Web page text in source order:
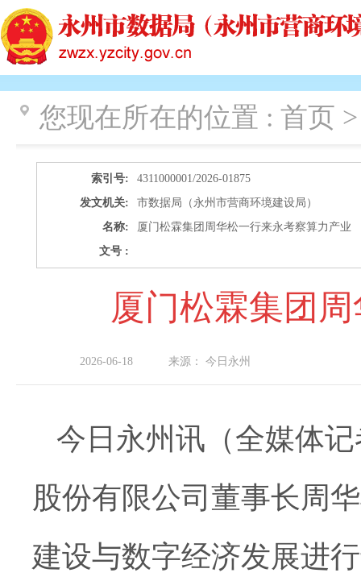
您现在所在的位置 : 首页
索引号:
4311000001/2026-01875
发文机关:
市数据局（永州市营商环境建设局）
名称:
厦门松霖集团周华松一行来永考察算力产业
文号 :
厦门松霖集团
2026-06-18 来源： 今日永州
今日永州讯（全媒体
股份有限公司董事长周
建设与数字经济发展进